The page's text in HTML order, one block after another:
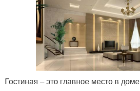
Гостиная – это главное место в доме